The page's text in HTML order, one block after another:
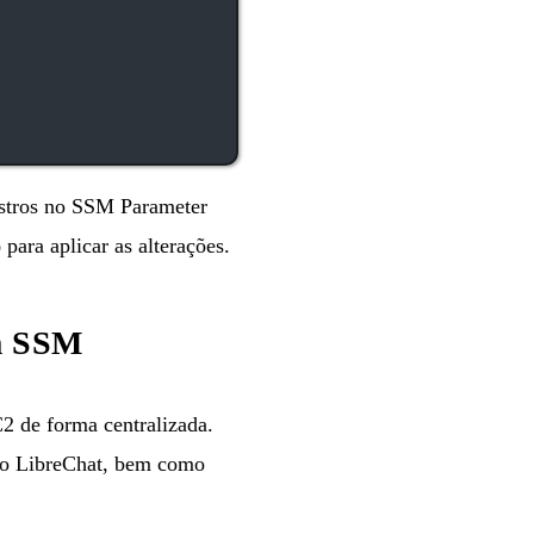
no SSM Parameter
aplicar as alterações.
SSM
de forma centralizada.
LibreChat, bem como